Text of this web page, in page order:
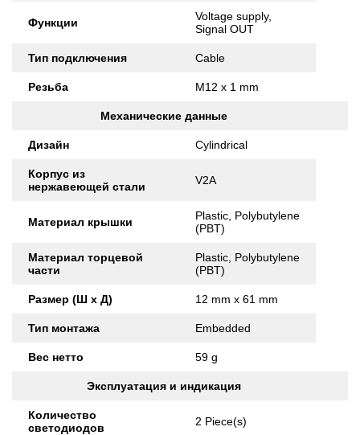
Функции
Voltage supply,
Signal OUT
Тип подключения Cable
Резьба M12 x 1 mm
Механические данные
Дизайн Cylindrical
Корпус из
нержавеющей стали
V2A
Материал крышки
Plastic, Polybutylene
(PBT)
Материал торцевой
части
Plastic, Polybutylene
(PBT)
Размер (Ш x Д) 12 mm x 61 mm
Тип монтажа Embedded
Вес нетто 59 g
Эксплуатация и индикация
Количество
светодиодов
2 Piece(s)